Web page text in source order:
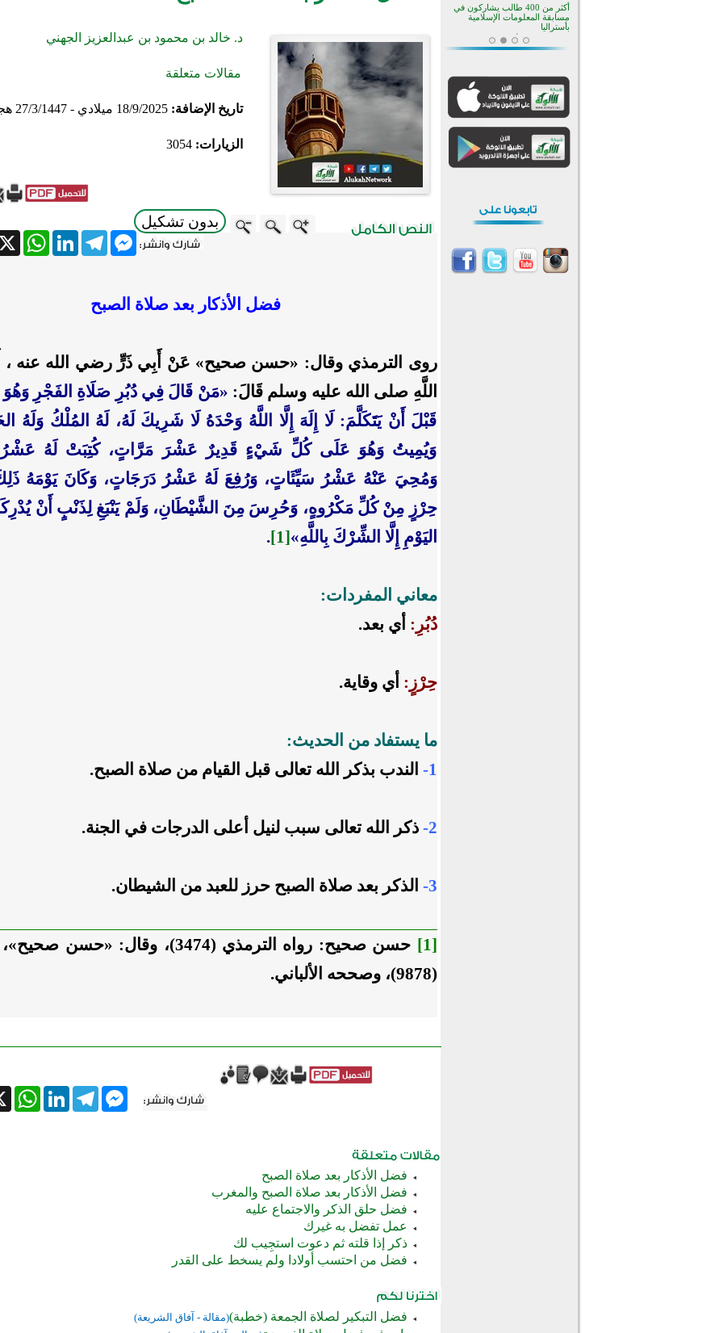
د. خالد بن محمود بن عبدالعزيز الجهني
مقالات متعلقة
تاريخ الإضافة:18/9/2025 ميلادي - 27/3/1447 هجري
الزيارات:3054
بدون تشكيل
XLinkedInTelegram
Messenger
فضل الأذكار بعد صلاة الصبح
روى الترمذيوقال: «حسن صحيح» عَنْ أَبِي ذَرٍّرضي الله عنه
اللَّهِ صلى الله عليه وسلمقَالَ: «مَنْ قَالَ فِي دُبُرِ صَلَاةِ الفَجْرِ وَهُوَ
قَبْلَ أَنْ يَتَكَلَّمَ: لَا إِلَهَ إِلَّا اللَّهُ وَحْدَهُ لَا شَرِيكَ لَهُ، لَهُ المُلْكُ وَلَهُ
وَيُمِيتُ وَهُوَ عَلَى كُلِّ شَيْءٍ قَدِيرٌ عَشْرَ مَرَّاتٍ، كُتِبَتْ لَهُ
وَمُحِيَ عَنْهُ عَشْرُ سَيِّئَاتٍ، وَرُفِعَ لَهُ عَشْرُ دَرَجَاتٍ، وَكَانَ يَوْمَهُ
حِرْزٍ مِنْ كُلِّ مَكْرُوهٍ، وَحُرِسَ مِنَ الشَّيْطَانِ، وَلَمْ يَنْبَغِ لِذَنْبٍ أَنْ
اليَوْمِ إِلَّا الشِّرْكَ بِاللَّهِ»
[1]
.
معاني المفردات:
دُبُرِ: أي بعد.
حِرْزٍ: أي وقاية.
ما يستفاد من الحديث:
1-
الندب بذكر الله تعالى قبل القيام من صلاة الصبح.
2- ذكر الله تعالى سبب لنيل أعلى الدرجات في الجنة.
3- الذكر بعد صلاة الصبح حرز للعبد من الشيطان.
[1] حسن صحيح: رواه الترمذي (3474)، وقال: « حسن صحيح
(9878)، وصححه الألباني.
X LinkedInTelegram
Messenger
فضل الأذكار بعد صلاة الصبح
فضل الأذكار بعد صلاة الصبح والمغرب
فضل حلق الذكر والاجتماع عليه
عمل تفضل به غيرك
ذكر إذا قلته ثم دعوت استجِيب لك
فضل من احتسب أولادا ولم يسخط على القدر
فضل التبكير لصلاة الجمعة (خطبة)(مقالة - آفاق الشريعة)
منطقة ريبوفسي تحتفل بميلاد
مسجد جديد في أجواء إيمانية مميزة
أكبر مشروع إسلامي في ريف
القرآن والتربية في صدارة البرامج
الصيفية للمسلمين في بينزا
وساراتوف وموردوفيا هذا العام
اختتام الدورة التاسعة لمسابقة حفظ
وتلاوة القرآن الكريم في أزناكاييف
تيسليتش تختتم برنامجا تعليميا لتعزيز
القيم وبناء الشخصية للشباب
المسلمين
أكثر من 400 طالب يشاركون في
مسابقة المعلومات الإسلامية
بأستراليا